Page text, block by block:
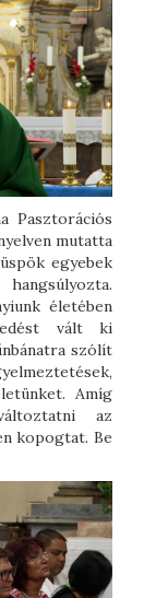
Pasztorációs
mutatta
egyebek
életében
vált ki
szólít
Amíg
az
kopogtat. Be